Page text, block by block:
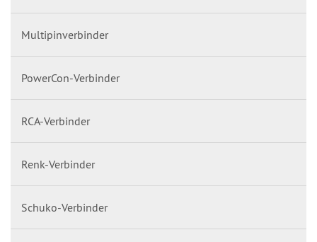
Multipinverbinder
PowerCon-Verbinder
RCA-Verbinder
Renk-Verbinder
Schuko-Verbinder